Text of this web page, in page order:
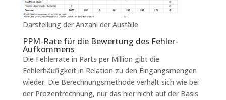
Darstellung der Anzahl der Ausfälle
PPM-Rate für die Bewertung des Fehler-
Aufkommens
Die Fehlerrate in Parts per Million gibt die
Fehlerhäufigkeit in Relation zu den Eingangsmengen
wieder. Die Berechnungsmethode verhält sich wie bei
der Prozentrechnung, nur das hier nicht auf der Basis